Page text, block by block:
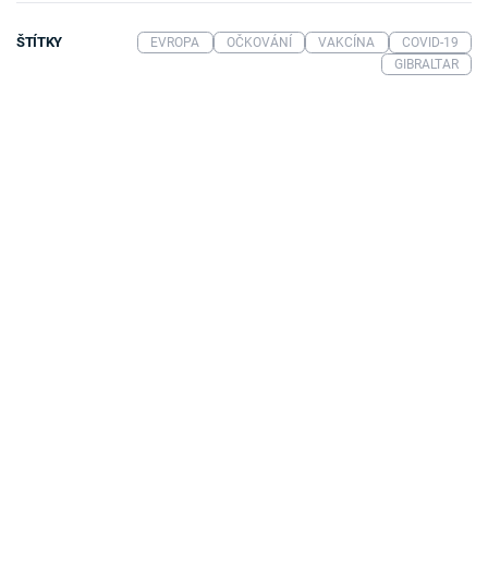
ŠTÍTKY EVROPA OČKOVÁNÍ VAKCÍNA
COVID-19
GIBRALTAR